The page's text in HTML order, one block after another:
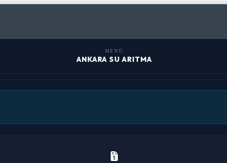
MENÜ
ANKARA SU ARITMA